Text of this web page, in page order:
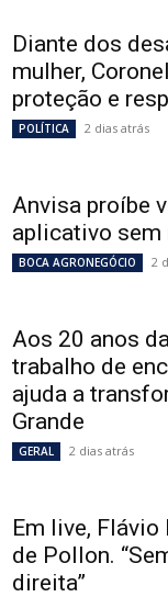
Diante dos
mulher,
proteção e
POLÍTICA 2 dias atrás
Anvisa proíbe
aplicativo sem
BOCA AGRONEGÓCIO 2
Aos 20 anos
trabalho de
ajuda a
Grande
GERAL 2 dias atrás
Em live,
de Pollon.
direita”